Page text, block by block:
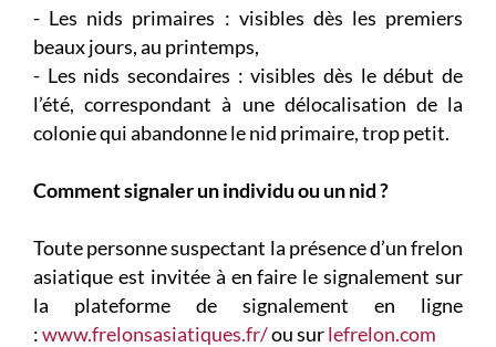
- Les nids primaires : visibles dès les premiers
beaux jours, au printemps,
- Les nids secondaires : visibles dès le début de
l’été, correspondant à une délocalisation de la
colonie qui abandonne le nid primaire, trop petit.
Comment signaler un individu ou un nid ?
Toute personne suspectant la présence d’un frelon
asiatique est invitée à en faire le signalement sur
la plateforme de signalement en ligne
:www.frelonsasiatiques.fr/ou surlefrelon.com